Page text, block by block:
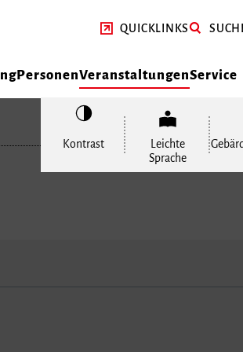
QUICKLINKS
PersonenVeranstaltungenService
Kontrast
Leichte
Sprache